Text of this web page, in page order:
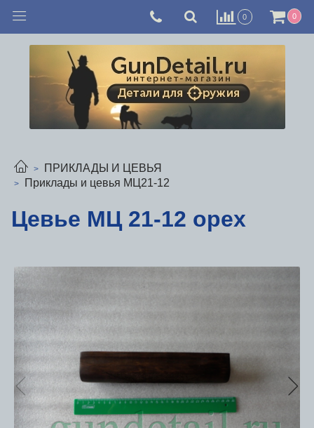
0 0
ПРИКЛАДЫ И ЦЕВЬЯ
Приклады и цевья МЦ21-12
Цевье МЦ 21-12 орех